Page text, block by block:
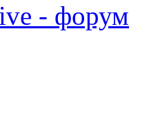
- форум